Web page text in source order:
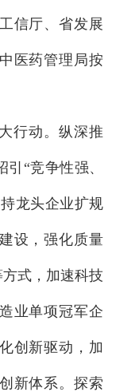
信厅、省发展
医药管理局按
行动。 纵深推
“竞争性强、
龙头企业扩规
设，强化质量
式，加速科技
业单项冠军企
创新驱动，加
新体系。探索